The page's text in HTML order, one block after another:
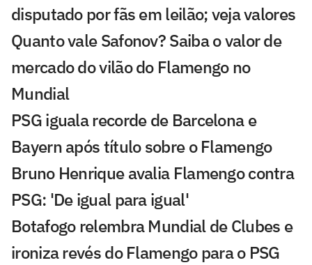
disputado por fãs em leilão; veja valores
Quanto vale Safonov? Saiba o valor de
mercado do vilão do Flamengo no
Mundial
PSG iguala recorde de Barcelona e
Bayern após título sobre o Flamengo
Bruno Henrique avalia Flamengo contra
PSG: 'De igual para igual'
Botafogo relembra Mundial de Clubes e
ironiza revés do Flamengo para o PSG